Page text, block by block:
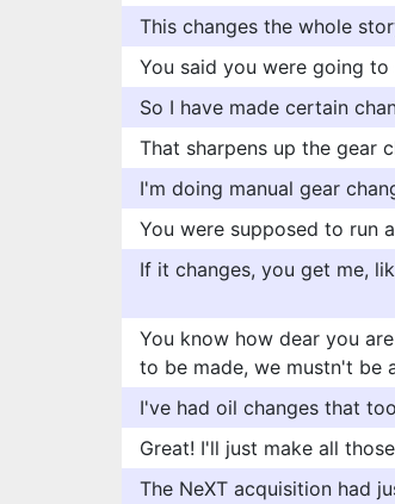
This changes the whole
You said you were going
So I have made certain
That sharpens up the gear
I'm doing manual gear
You were supposed to run
If it changes, you get me,
You know how dear you
to be made, we mustn't be
I've had oil changes that
Great! I'll just make all
The NeXT acquisition had